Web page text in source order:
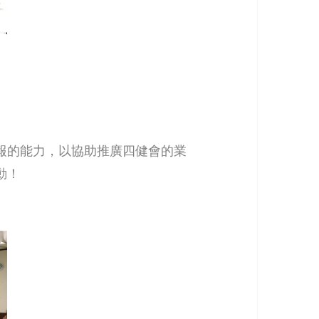
能力，以協助推廣四健會的業